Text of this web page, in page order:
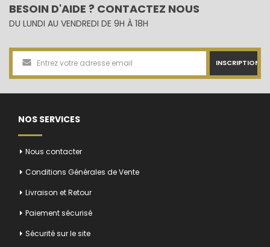
BESOIN D'AIDE ? CONTACTEZ NOUS
DU LUNDI AU VENDREDI DE 9H À 18H
INSCRIPTION
NOS SERVICES
Nous contacter
Conditions Générales de Vente
Livraison et Retour
Paiement sécurisé
Sécurité sur le site